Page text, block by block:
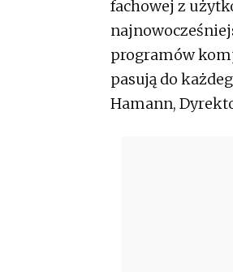
fachowej z
programów
pasują do
Hamann,